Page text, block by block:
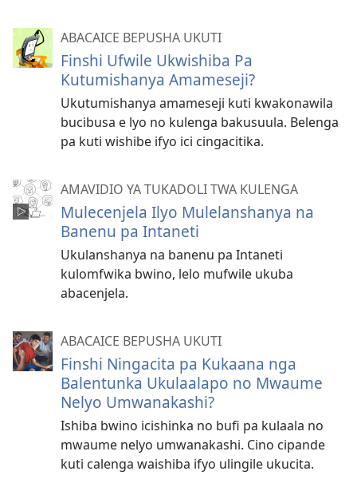
ABACAICE BEPUSHA UKUTI
Finshi Ufwile Ukwishiba Pa
Kutumishanya Amameseji?
Ukutumishanya amameseji kuti kwakonawila
bucibusa e lyo no kulenga bakusuula. Belenga
pa kuti wishibe ifyo ici cingacitika.
AMAVIDIO YA TUKADOLI TWA KULENGA
Mulecenjela Ilyo Mulelanshanya na
Banenu pa Intaneti
Ukulanshanya na banenu pa Intaneti
kulomfwika bwino, lelo mufwile ukuba
abacenjela.
ABACAICE BEPUSHA UKUTI
Finshi Ningacita pa Kukaana nga
Balentunka Ukulaalapo no Mwaume
Nelyo Umwanakashi?
Ishiba bwino icishinka no bufi pa kulaala no
mwaume nelyo umwanakashi. Cino cipande
kuti calenga waishiba ifyo ulingile ukucita.